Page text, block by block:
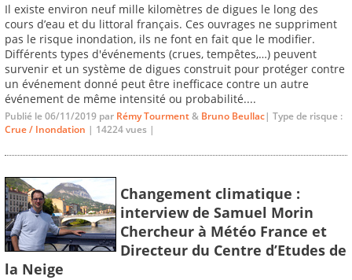
Il existe environ neuf mille kilomètres de digues le long des
cours d’eau et du littoral français. Ces ouvrages ne suppriment
pas le risque inondation, ils ne font en fait que le modifier.
Différents types d'événements (crues, tempêtes,…) peuvent
survenir et un système de digues construit pour protéger contre
un événement donné peut être inefficace contre un autre
événement de même intensité ou probabilité....
Publié le 06/11/2019 par Rémy Tourment& Bruno Beullac| Type de risque :
Crue / Inondation | 14224 vues |
Changement climatique :
interview de Samuel Morin
Chercheur à Météo France et
Directeur du Centre d’Etudes de
la Neige